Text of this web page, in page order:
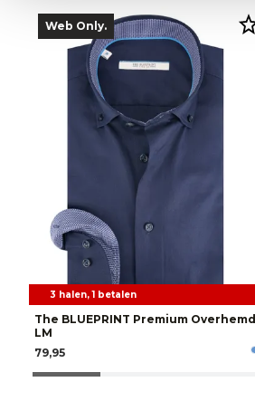
Web Only.
3 halen, 1 betalen
The BLUEPRINT Premium Overhemd
LM
79,95